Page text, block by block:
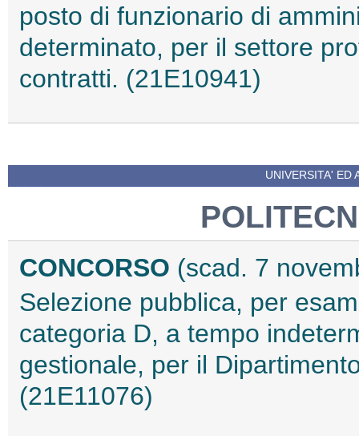
posto di funzionario di
determinato, per il settore
contratti. (21E10941)
UNIVERSITA' ED
CONCORSO (scad. 7
Selezione pubblica, per
categoria D, a tempo
gestionale, per il
(21E11076)